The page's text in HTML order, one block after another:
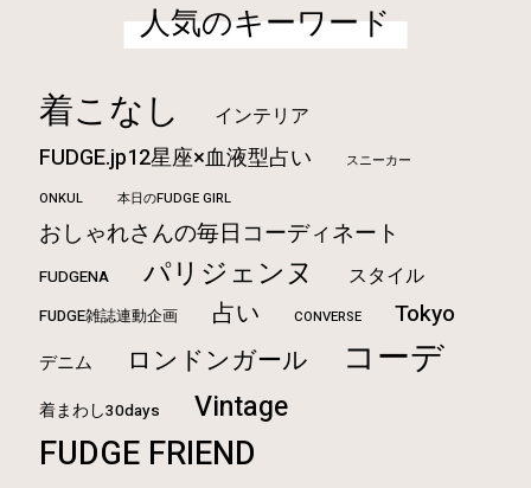
人気のキーワード
着こなし インテリア
FUDGE.jp12星座×血液型占い スニーカー
ONKUL 本日のFUDGE GIRL
おしゃれさんの毎日コーディネート
FUDGENA パリジェンヌ スタイル
FUDGE雑誌連動企画 占い CONVERSE Tokyo
デニム ロンドンガール コーデ
着まわし30days Vintage
FUDGE FRIEND